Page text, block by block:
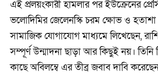
এই প্রলয়ংকারী হামলার পর ইউক্রেনের
ভলোদিমির জেলেনস্কি চরম ক্ষোভ ও
সামাজিক যোগাযোগ মাধ্যমে লিখেছেন,
সম্পূর্ণ উন্মাদনা ছাড়া আর কিছুই নয়। তিনি
কাছে অবিলম্বে এর তীব্র জবাব দাবি